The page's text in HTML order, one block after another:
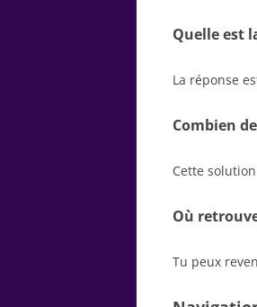
Quelle est
La réponse
Combien
Cette
Où
Tu peux